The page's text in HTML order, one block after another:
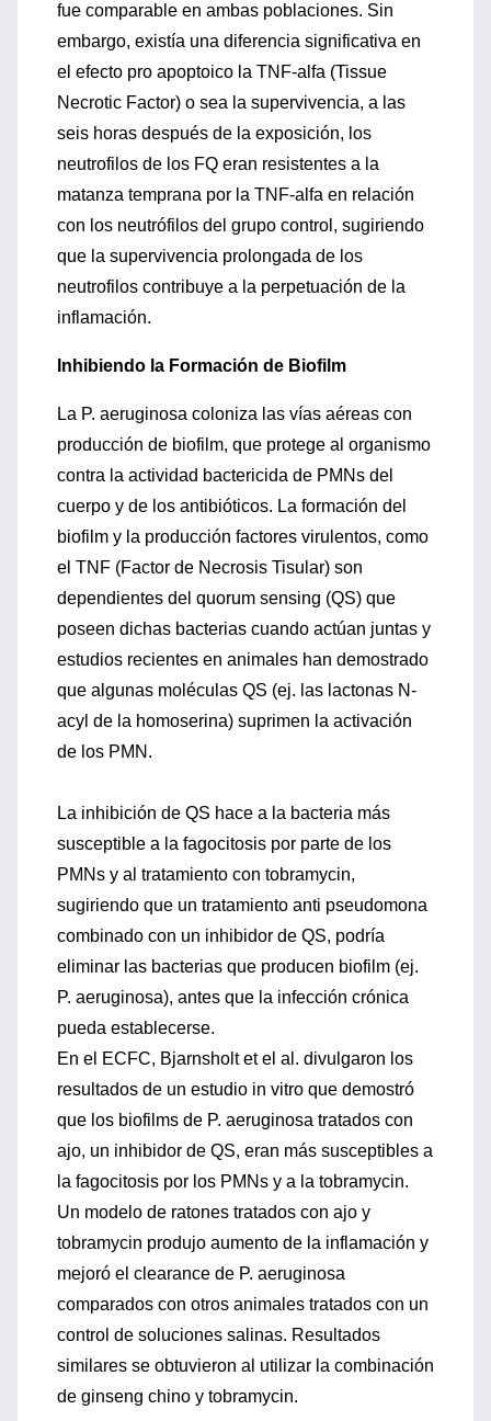
fue comparable en ambas poblaciones. Sin
embargo, existía una diferencia significativa en
el efecto pro apoptoico la TNF-alfa (Tissue
Necrotic Factor) o sea la supervivencia, a las
seis horas después de la exposición, los
neutrofilos de los FQ eran resistentes a la
matanza temprana por la TNF-alfa en relación
con los neutrófilos del grupo control, sugiriendo
que la supervivencia prolongada de los
neutrofilos contribuye a la perpetuación de la
inflamación.
Inhibiendo la Formación de Biofilm
La P. aeruginosa coloniza las vías aéreas con
producción de biofilm, que protege al organismo
contra la actividad bactericida de PMNs del
cuerpo y de los antibióticos. La formación del
biofilm y la producción factores virulentos, como
el TNF (Factor de Necrosis Tisular) son
dependientes del quorum sensing (QS) que
poseen dichas bacterias cuando actúan juntas y
estudios recientes en animales han demostrado
que algunas moléculas QS (ej. las lactonas N-
acyl de la homoserina) suprimen la activación
de los PMN.
La inhibición de QS hace a la bacteria más
susceptible a la fagocitosis por parte de los
PMNs y al tratamiento con tobramycin,
sugiriendo que un tratamiento anti pseudomona
combinado con un inhibidor de QS, podría
eliminar las bacterias que producen biofilm (ej.
P. aeruginosa), antes que la infección crónica
pueda establecerse.
En el ECFC, Bjarnsholt et el al. divulgaron los
resultados de un estudio in vitro que demostró
que los biofilms de P. aeruginosa tratados con
ajo, un inhibidor de QS, eran más susceptibles a
la fagocitosis por los PMNs y a la tobramycin.
Un modelo de ratones tratados con ajo y
tobramycin produjo aumento de la inflamación y
mejoró el clearance de P. aeruginosa
comparados con otros animales tratados con un
control de soluciones salinas. Resultados
similares se obtuvieron al utilizar la combinación
de ginseng chino y tobramycin.